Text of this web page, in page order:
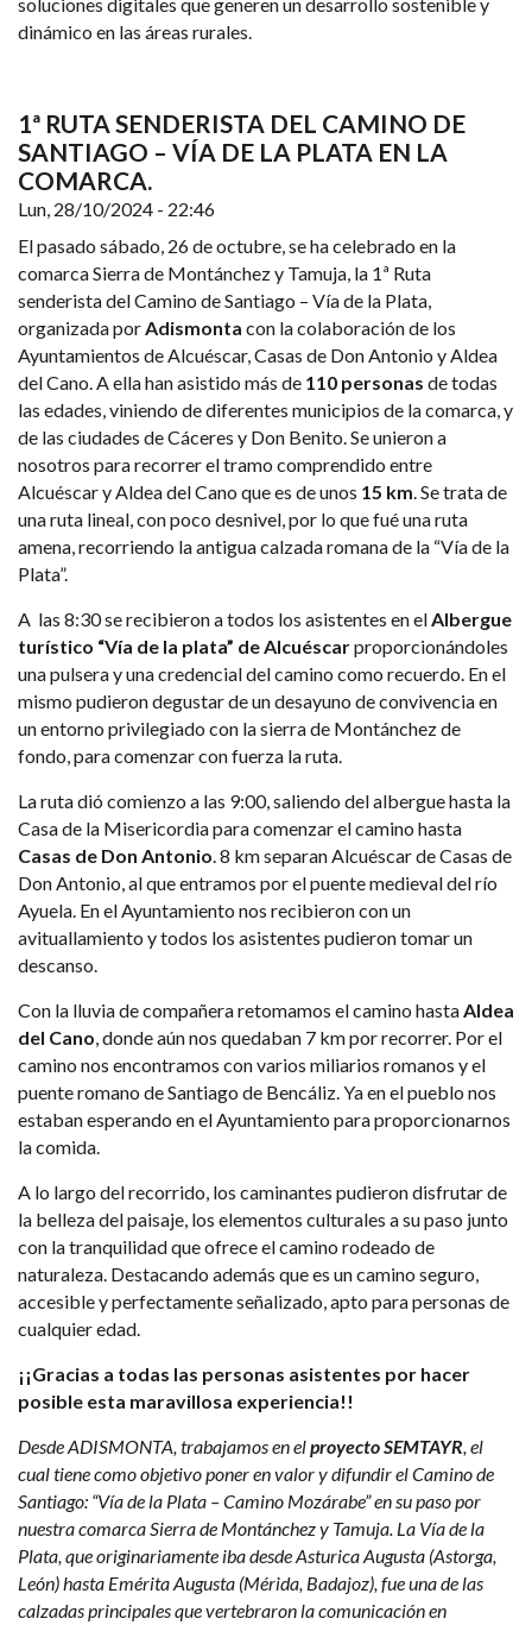
dinámico en las áreas rurales.
1ª RUTA SENDERISTA DEL CAMINO DE
SANTIAGO – VÍA DE LA PLATA EN LA
COMARCA.
Lun, 28/10/2024 - 22:46
El pasado sábado, 26 de octubre, se ha celebrado en la
comarca Sierra de Montánchez y Tamuja, la 1ª Ruta
senderista del Camino de Santiago – Vía de la Plata,
organizada porAdismonta con la colaboración de los
Ayuntamientos de Alcuéscar, Casas de Don Antonio y Aldea
del Cano. A ella han asistido más de 110 personas de todas
las edades, viniendo de diferentes municipios de la comarca, y
de las ciudades de Cáceres y Don Benito. Se unieron a
nosotros para recorrer el tramo comprendido entre
Alcuéscar y Aldea del Cano que es de unos 15 km. Se trata de
una ruta lineal, con poco desnivel, por lo que fué una ruta
amena, recorriendo la antigua calzada romana de la “Vía de la
Plata”.
A las 8:30 se recibieron a todos los asistentes en elAlbergue
turístico “Vía de la plata” de Alcuéscarproporcionándoles
una pulsera y una credencial del camino como recuerdo. En el
mismo pudieron degustar de un desayuno de convivencia en
un entorno privilegiado con la sierra de Montánchez de
fondo, para comenzar con fuerza la ruta.
La ruta dió comienzo a las 9:00, saliendo del albergue hasta la
Casa de la Misericordia para comenzar el camino hasta
Casas de Don Antonio. 8 km separan Alcuéscar de Casas de
Don Antonio, al que entramos por el puente medieval del río
Ayuela. En el Ayuntamiento nos recibieron con un
avituallamiento y todos los asistentes pudieron tomar un
descanso.
Con la lluvia de compañera retomamos el camino hastaAldea
del Cano, donde aún nos quedaban 7 km por recorrer. Por el
camino nos encontramos con varios miliarios romanos y el
puente romano de Santiago de Bencáliz. Ya en el pueblo nos
estaban esperando en el Ayuntamiento para proporcionarnos
la comida.
A lo largo del recorrido, los caminantes pudieron disfrutar de
la belleza del paisaje, los elementos culturales a su paso junto
con la tranquilidad que ofrece el camino rodeado de
naturaleza. Destacando además que es un camino seguro,
accesible y perfectamente señalizado, apto para personas de
cualquier edad.
¡¡Gracias a todas las personas asistentes por hacer
posible esta maravillosa experiencia!!
Desde ADISMONTA, trabajamos en elproyecto SEMTAYR, el
cual tiene como objetivo poner en valor y difundir el Camino de
Santiago: “Vía de la Plata – Camino Mozárabe” en su paso por
nuestra comarca Sierra de Montánchez y Tamuja. La Vía de la
Plata, que originariamente iba desde Asturica Augusta (Astorga,
León) hasta Emérita Augusta (Mérida, Badajoz), fue una de las
calzadas principales que vertebraron la comunicación en